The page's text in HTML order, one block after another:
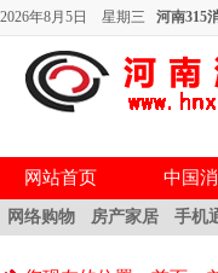
2026年8月5日 星期三 河南315
网站首页 中国
网络购物 房产家居 手机